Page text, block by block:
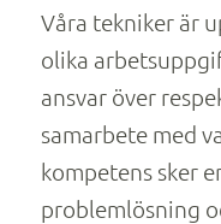
Våra tekniker är
olika
ansvar över
samarbete med
kompetens sker
problemlösning